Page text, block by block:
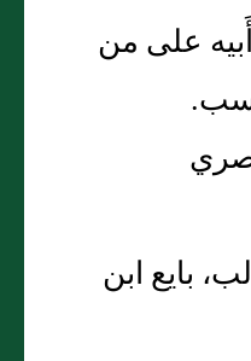
على من
بايع ابن